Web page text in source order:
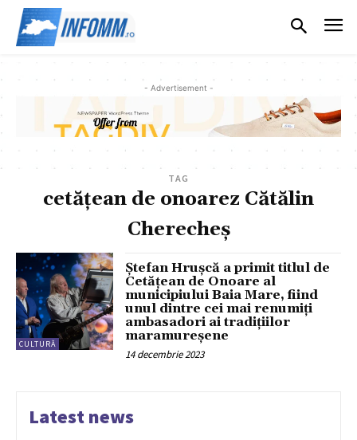
- Advertisement -
TAG
cetățean de onoarez Cătălin
Cherecheș
CULTURĂ
Ștefan Hrușcă a primit titlul de
Cetățean de Onoare al
municipiului Baia Mare, fiind
unul dintre cei mai renumiți
ambasadori ai tradițiilor
maramureșene
14 decembrie 2023
Latest news